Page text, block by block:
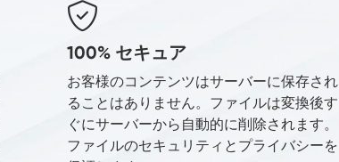
100% セキュア
お客様のコンテンツはサーバーに保存され
ることはありません。ファイルは変換後す
ぐにサーバーから自動的に削除されます。
ファイルのセキュリティとプライバシーを